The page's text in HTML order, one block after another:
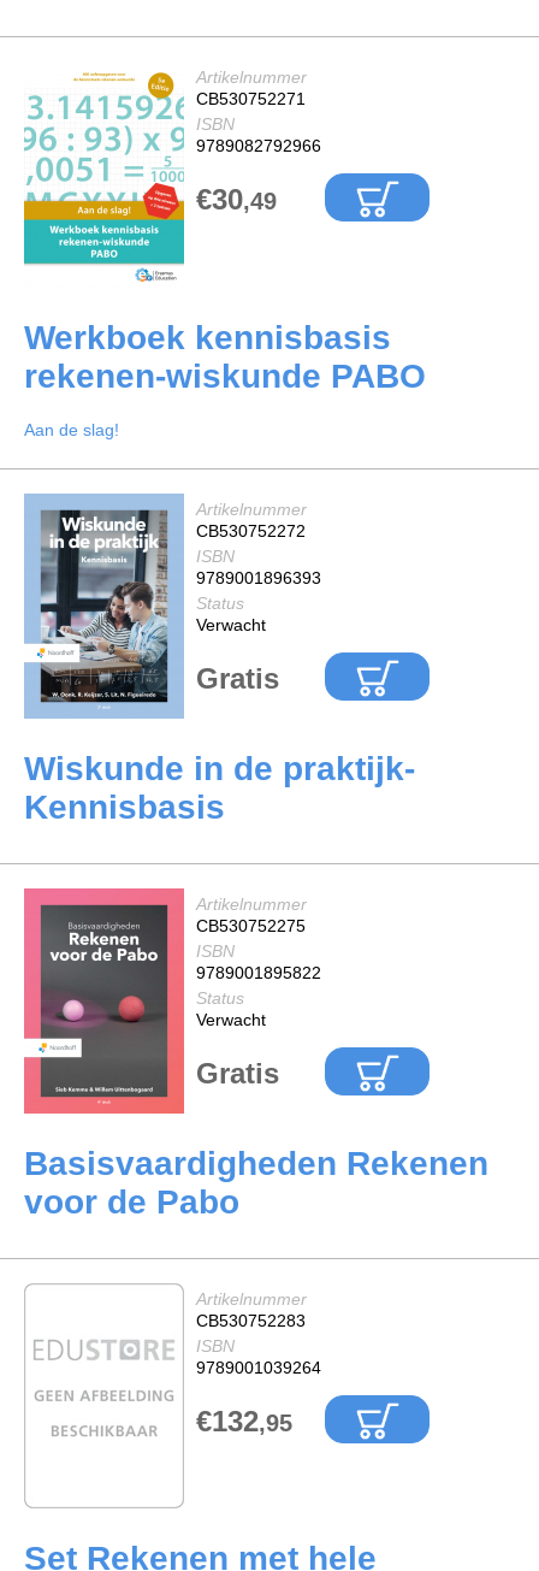
Werkboek kennisbasis
rekenen-wiskunde PABO
Aan de slag!
€30,49
Artikelnummer
CB530752271
ISBN
9789082792966
Wiskunde in de praktijk-
Kennisbasis
Gratis
Artikelnummer
CB530752272
ISBN
9789001896393
Status
Verwacht
Basisvaardigheden Rekenen
voor de Pabo
Gratis
Artikelnummer
CB530752275
ISBN
9789001895822
Status
Verwacht
Set Rekenen met hele
€132,95
Artikelnummer
CB530752283
ISBN
9789001039264